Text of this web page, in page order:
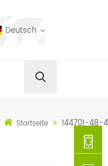
Deutsch
Startseite 144701-48-4